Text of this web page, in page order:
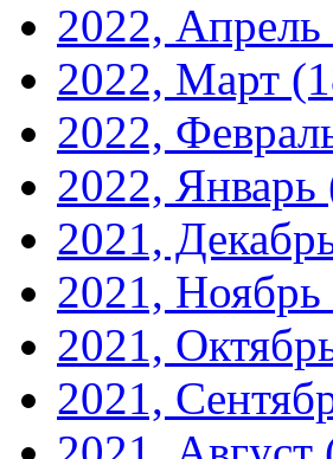
2022, Апрель
2022, Март
2022,
2022, Январь
2021,
2021, Ноябрь
2021,
2021,